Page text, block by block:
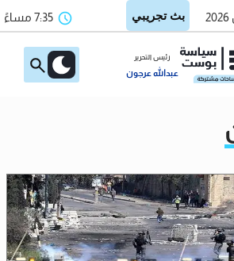
7:35 مساءً
رئيس التحرير
عبدالله عرجون